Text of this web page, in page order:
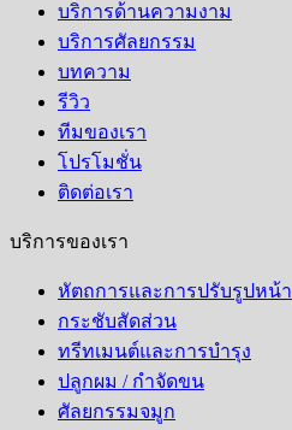
บริการด้านความงาม
บริการศัลยกรรม
บทความ
รีวิว
ทีมของเรา
โปรโมชั่น
ติดต่อเรา
บริการของเรา
หัตถการและการปรับรูปหน้า
กระชับสัดส่วน
ทรีทเมนต์และการบำรุง
ปลูกผม / กำจัดขน
ศัลยกรรมจมูก